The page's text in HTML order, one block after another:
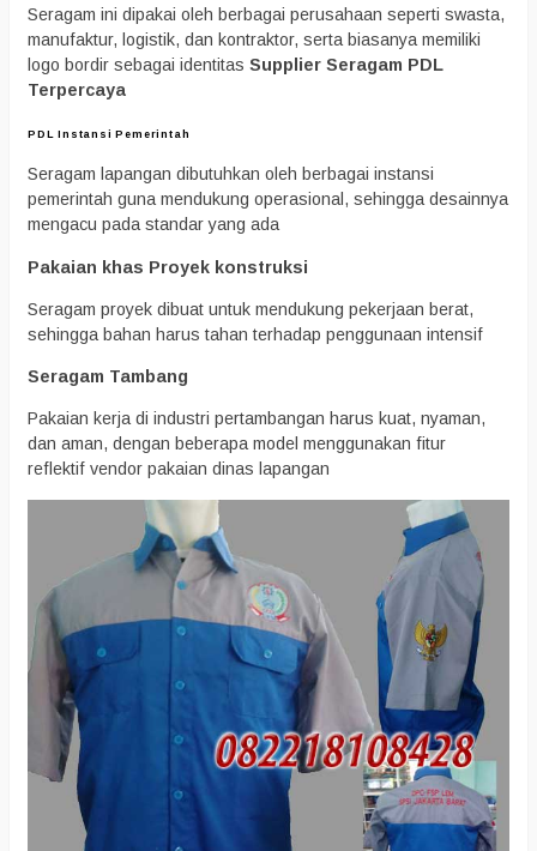
Seragam ini dipakai oleh berbagai perusahaan seperti swasta,
manufaktur, logistik, dan kontraktor, serta biasanya memiliki
logo bordir sebagai identitas Supplier Seragam PDL
Terpercaya
PDL Instansi Pemerintah
Seragam lapangan dibutuhkan oleh berbagai instansi
pemerintah guna mendukung operasional, sehingga desainnya
mengacu pada standar yang ada
Pakaian khas Proyek konstruksi
Seragam proyek dibuat untuk mendukung pekerjaan berat,
sehingga bahan harus tahan terhadap penggunaan intensif
Seragam Tambang
Pakaian kerja di industri pertambangan harus kuat, nyaman,
dan aman, dengan beberapa model menggunakan fitur
reflektif vendor pakaian dinas lapangan